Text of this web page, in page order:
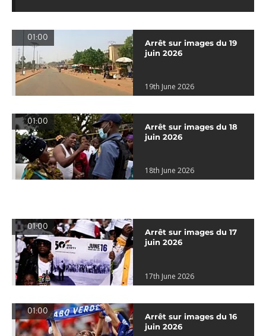
01:00
Arrêt sur images du 19
juin 2026
19th June 2026
01:00
Arrêt sur images du 18
juin 2026
18th June 2026
01:00
Arrêt sur images du 17
juin 2026
17th June 2026
01:00
Arrêt sur images du 16
juin 2026